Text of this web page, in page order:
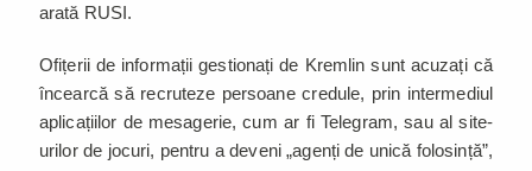
arată RUSI.
Ofițerii de informații gestionați de Kremlin sunt acuzați că
încearcă să recruteze persoane credule, prin intermediul
aplicațiilor de mesagerie, cum ar fi Telegram, sau al site-
urilor de jocuri, pentru a deveni „agenți de unică folosință”,